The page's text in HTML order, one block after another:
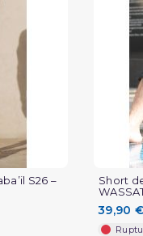
S26 –
Short
39,90 €